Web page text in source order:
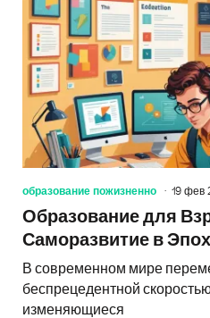
образование пожизненно 19 фев
Образование для
Саморазвитие в
В современном мире
беспрецедентной
изменяющиеся